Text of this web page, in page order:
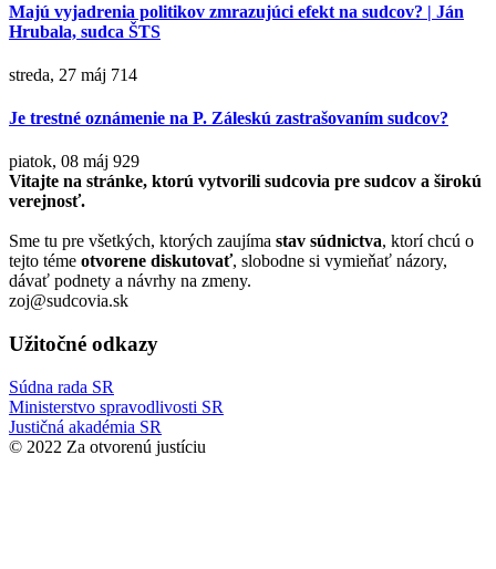
Majú vyjadrenia politikov zmrazujúci efekt na sudcov? | Ján
Hrubala, sudca ŠTS
streda, 27 máj 714
Je trestné oznámenie na P. Záleskú zastrašovaním sudcov?
piatok, 08 máj 929
Vitajte na stránke, ktorú vytvorili sudcovia pre sudcov a širokú
verejnosť.
Sme tu pre všetkých, ktorých zaujíma stav súdnictva, ktorí chcú o
tejto téme otvorene diskutovať, slobodne si vymieňať názory,
dávať podnety a návrhy na zmeny.
zoj@sudcovia.sk
Užitočné odkazy
Súdna rada SR
Ministerstvo spravodlivosti SR
Justičná akadémia SR
© 2022 Za otvorenú justíciu